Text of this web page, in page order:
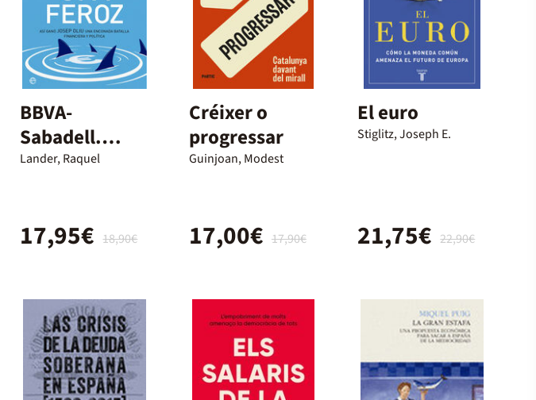
BBVA-
Sabadell.
Secretos de
Lander, Raquel
18,90€
17,95€
Créixer o
progressar
Guinjoan, Modest
17,90€
17,00€
El euro
Stiglitz, Joseph E.
22,90€
21,75€